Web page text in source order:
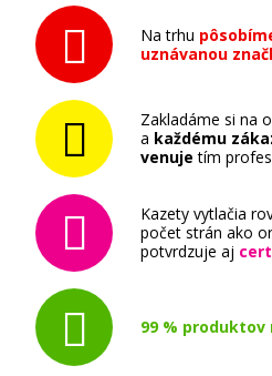
Na trhu
uznávanou
Zakladáme si na
a každému
venuje tím
Kazety vytlačia
počet strán ako
potvrdzuje aj
99 % produktov